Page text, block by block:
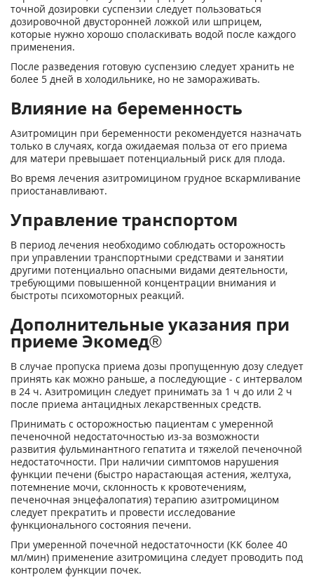
точной дозировки суспензии следует пользоваться
дозировочной двусторонней ложкой или шприцем,
которые нужно хорошо споласкивать водой после каждого
применения.
После разведения готовую суспензию следует хранить не
более 5 дней в холодильнике, но не замораживать.
Влияние на беременность
Азитромицин при беременности рекомендуется назначать
только в случаях, когда ожидаемая польза от его приема
для матери превышает потенциальный риск для плода.
Во время лечения азитромицином грудное вскармливание
приостанавливают.
Управление транспортом
В период лечения необходимо соблюдать осторожность
при управлении транспортными средствами и занятии
другими потенциально опасными видами деятельности,
требующими повышенной концентрации внимания и
быстроты психомоторных реакций.
Дополнительные указания при
приеме Экомед®
В случае пропуска приема дозы пропущенную дозу следует
принять как можно раньше, а последующие - с интервалом
в 24 ч. Азитромицин следует принимать за 1 ч до или 2 ч
после приема антацидных лекарственных средств.
Принимать с осторожностью пациентам с умеренной
печеночной недостаточностью из-за возможности
развития фульминантного гепатита и тяжелой печеночной
недостаточности. При наличии симптомов нарушения
функции печени (быстро нарастающая астения, желтуха,
потемнение мочи, склонность к кровотечениям,
печеночная энцефалопатия) терапию азитромицином
следует прекратить и провести исследование
функционального состояния печени.
При умеренной почечной недостаточности (КК более 40
мл/мин) применение азитромицина следует проводить под
контролем функции почек.